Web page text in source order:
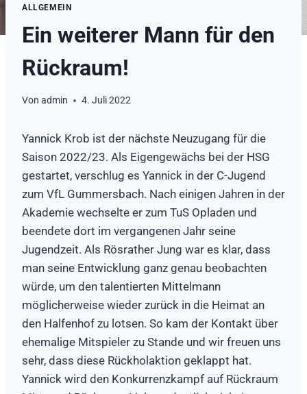
ALLGEMEIN
Ein weiterer Mann für den
Rückraum!
Von admin 4. Juli 2022
Yannick Krob ist der nächste Neuzugang für die
Saison 2022/23. Als Eigengewächs bei der HSG
gestartet, verschlug es Yannick in der C-Jugend
zum VfL Gummersbach. Nach einigen Jahren in der
Akademie wechselte er zum TuS Opladen und
beendete dort im vergangenen Jahr seine
Jugendzeit. Als Rösrather Jung war es klar, dass
man seine Entwicklung ganz genau beobachten
würde, um den talentierten Mittelmann
möglicherweise wieder zurück in die Heimat an
den Halfenhof zu lotsen. So kam der Kontakt über
ehemalige Mitspieler zu Stande und wir freuen uns
sehr, dass diese Rückholaktion geklappt hat.
Yannick wird den Konkurrenzkampf auf Rückraum